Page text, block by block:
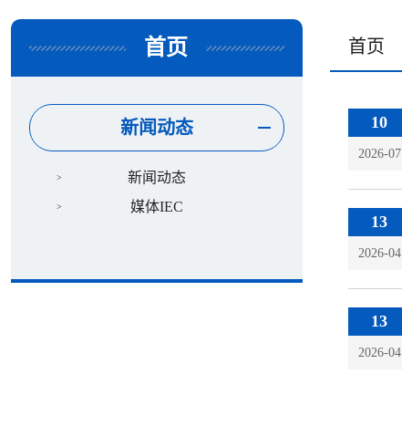
首页
新闻动态
新闻动态
媒体IEC
首页
10
2026-07
13
2026-04
13
2026-04